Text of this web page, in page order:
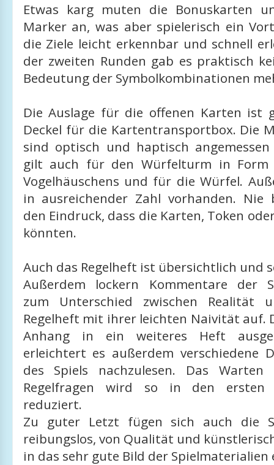
Etwas karg muten die Bonuskarten
Marker an, was aber spielerisch ein
die Ziele leicht erkennbar und schnell
der zweiten Runden gab es praktisch
Bedeutung der Symbolkombinationen
Die Auslage für die offenen Karten ist
Deckel für die Kartentransportbox. Die
sind optisch und haptisch
gilt auch für den Würfelturm in Form
Vogelhäuschens und für die Würfel.
in ausreichender Zahl vorhanden. Nie
den Eindruck, dass die Karten, Token
könnten.
Auch das Regelheft ist übersichtlich und
Außerdem lockern Kommentare der
zum Unterschied zwischen Realität
Regelheft mit ihrer leichten Naivität auf.
Anhang in ein weiteres Heft
erleichtert es außerdem verschiedene
des Spiels nachzulesen. Das
Regelfragen wird so in den ersten
reduziert.
Zu guter Letzt fügen sich auch die
reibungslos, von Qualität und
in das sehr gute Bild der Spielmaterialien